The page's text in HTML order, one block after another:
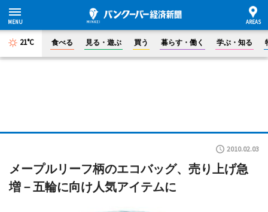
21°C 食べる 見る・遊ぶ 買う 暮らす・働く 学ぶ・知る
2010.02.03
メープルリーフ柄のエコバッグ、売り上げ急
増－五輪に向け人気アイテムに